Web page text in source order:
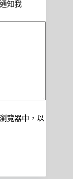
知我
覽器中，以